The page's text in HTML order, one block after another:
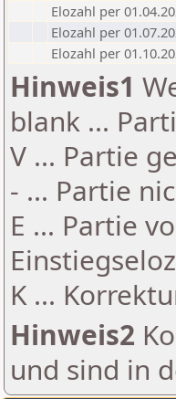
Elozahl per
Elozahl per
Elozahl per
Hinweis1
blank ...
V ... Partie
- ... Partie
E ... Partie
K ...
Hinweis2
und sind in